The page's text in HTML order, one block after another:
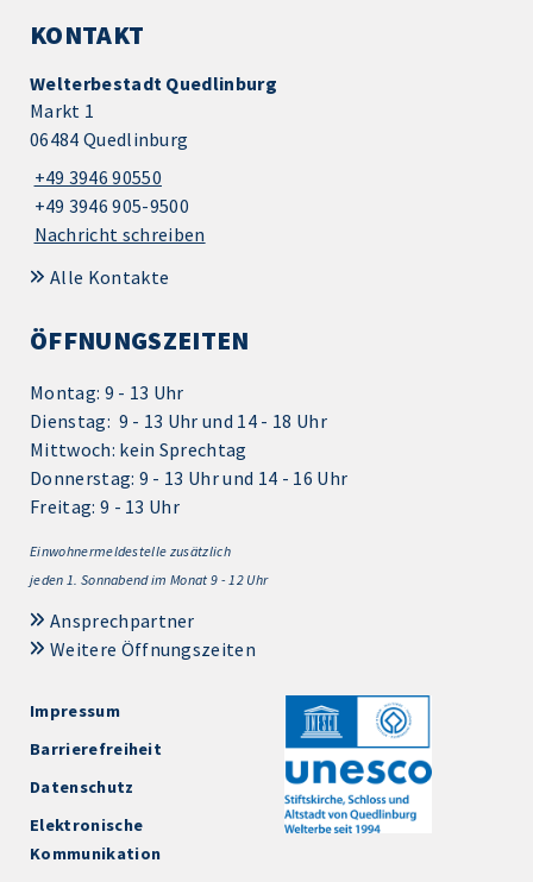
KONTAKT
Welterbestadt Quedlinburg
Markt 1
06484 Quedlinburg
+49 3946 90550
+49 3946 905-9500
Nachricht schreiben
Alle Kontakte
ÖFFNUNGSZEITEN
Montag: 9 - 13 Uhr
Dienstag: 9 - 13 Uhr und 14 - 18 Uhr
Mittwoch: kein Sprechtag
Donnerstag: 9 - 13 Uhr und 14 - 16 Uhr
Freitag: 9 - 13 Uhr
Einwohnermeldestelle zusätzlich
jeden 1. Sonnabend im Monat 9 - 12 Uhr
Ansprechpartner
Weitere Öffnungszeiten
Impressum
Barrierefreiheit
Datenschutz
Elektronische
Kommunikation